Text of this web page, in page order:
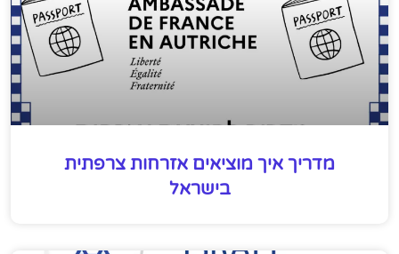
מדריך איך מוציאים אזרחות צרפתית
בישראל